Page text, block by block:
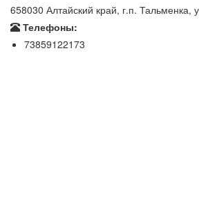
658030 Алтайский край, г.п. Тальменка,
Телефоны:
73859122173